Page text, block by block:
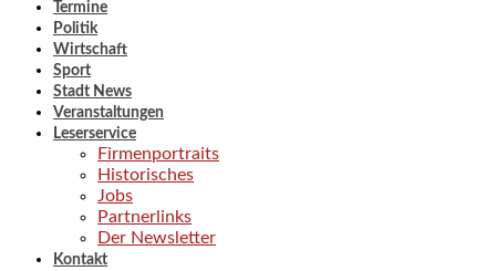
Termine
Politik
Wirtschaft
Sport
Stadt News
Veranstaltungen
Leserservice
Firmenportraits
Historisches
Jobs
Partnerlinks
Der Newsletter
Kontakt